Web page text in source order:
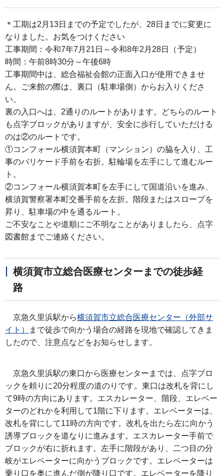
＊工期は2月13日までの予定でしたが、28日までに変更に
なりました。お気をつけください
工事期間：令和7年7月21日～令和8年2月28日（予定）
時間：午前8時30分～午後6時
工事期間中は、総合福祉会館の正面入口が使用できませ
ん。ご来館の際は、裏口（駐車場側）からお入りくださ
い。
裏の入口へは、2通りのルートがあります。どちらのルート
も点字ブロックがありますが、安全に歩行していただける
のは②のルートです。
①コンフォール横須賀本町（マンション）の脇を入り、工
事のバリケード手前を右折。駐輪場を左手にして進むルー
ト。
②コンフォール横須賀本町を左手にして国道沿いを進み、
横須賀警察署本町交番手前を左折。階段またはスロープを
昇り、駐車場の中を通るルート。
ご不安なことや道順にご不明なことがありましたら、点字
図書館までご連絡ください。
横須賀市立総合医療センターまでの徒歩経
路
京急久里浜駅から横須賀市立総合医療センター（外部サ
イト）
まで徒歩で向かう場合の経路を現地で確認してきま
したので、注意点などをお知らせします。
京急久里浜駅の東口から医療センターまでは、点字ブロ
ックを頼りに20分程度の道のりです。東口は改札を背にし
て9時の方向にあります。エスカレーター、階段、エレベー
ターのどれかを利用して1階に下ります。エレベーターは、
改札を背にして11時の方向です。改札を出たら左に向かう
誘導ブロックを道なりに進みます。エスカレーター手前で
ブロックが右に折れます。左手に階段があり、二つ目の分
岐がエレベーターに向かうブロックです。エレベーターは
乗り口を奥に進んだ側が降り口です。エレベーターを降り